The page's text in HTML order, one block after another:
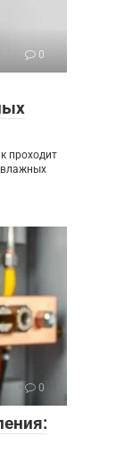
0
проходит
влажных
0